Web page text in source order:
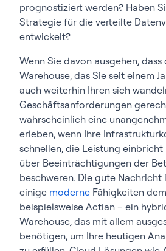
prognostiziert werden? Haben
Strategie für die verteilte
entwickelt?
Wenn Sie davon ausgehen, dass
Warehouse, das Sie seit einem
auch weiterhin Ihren sich
Geschäftsanforderungen
wahrscheinlich eine
erleben, wenn Ihre
schnellen, die Leistung
über Beeinträchtigungen der
beschweren. Die gute Nachricht
einige moderne Fähigkeiten
beispielsweise Actian – ein
Warehouse, das mit allem
benötigen, um Ihre heutigen